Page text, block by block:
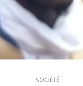
SOCIÉTÉ